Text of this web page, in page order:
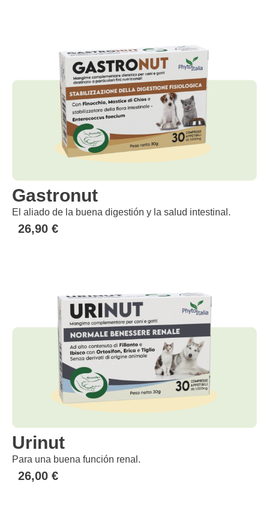
Gastronut
El aliado de la buena digestión y la salud intestinal.
26,90 €
Urinut
Para una buena función renal.
26,00 €